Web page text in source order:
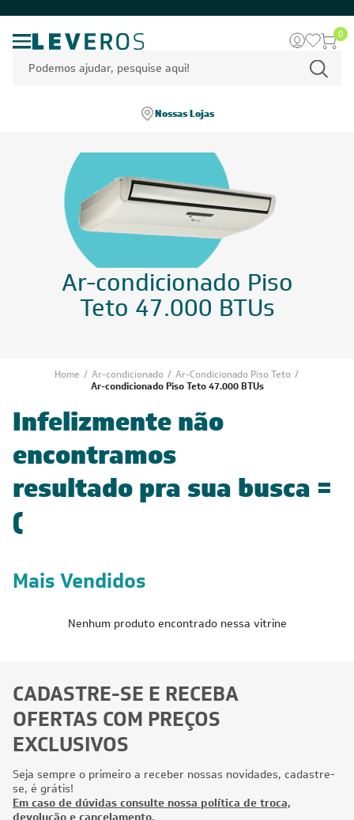
0
Nossas Lojas
Ar-condicionado Piso
Teto 47.000 BTUs
Home / Ar-condicionado / Ar-Condicionado Piso Teto /
Ar-condicionado Piso Teto 47.000 BTUs
Infelizmente não
encontramos
resultado pra sua busca =
(
Mais Vendidos
Nenhum produto encontrado nessa vitrine
CADASTRE-SE E RECEBA
OFERTAS COM PREÇOS
EXCLUSIVOS
Seja sempre o primeiro a receber nossas novidades, cadastre-
se, é grátis!
Em caso de dúvidas consulte nossa política de troca,
devolução e cancelamento.